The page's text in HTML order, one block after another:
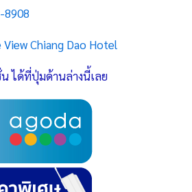
8908
View Chiang Dao Hotel
ได้ที่ปุ่มด้านล่างนี้เลย